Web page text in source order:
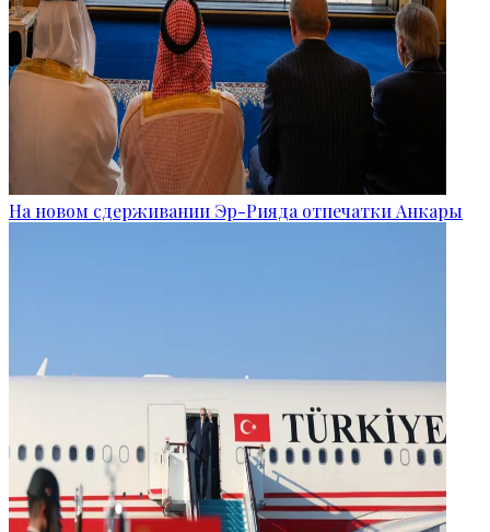
На новом сдерживании Эр-Рияда отпечатки Анкары